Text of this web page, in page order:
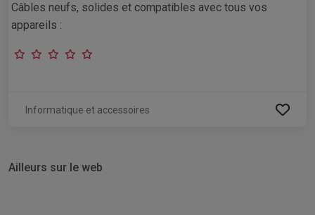
Câbles neufs, solides et compatibles avec tous vos
appareils :
Informatique et accessoires
Ailleurs sur le web